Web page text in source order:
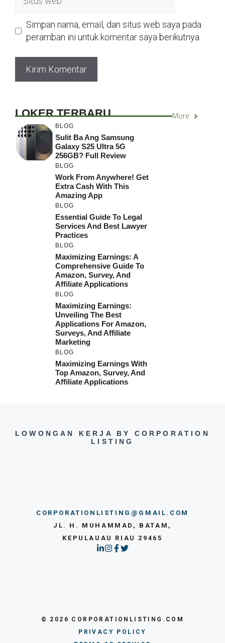
web
Simpan nama, email, dan situs web saya pada
peramban ini untuk komentar saya berikutnya.
LOKER TERBARU More
BLOG
Sulit Ba Ang Samsung
Galaxy S25 Ultra 5G
256GB? Full Review
BLOG
Work From Anywhere! Get
Extra Cash With This
Amazing App
BLOG
Essential Guide To Legal
Services And Best Lawyer
Practices
BLOG
Maximizing Earnings: A
Comprehensive Guide To
Amazon, Survey, And
Affiliate Applications
BLOG
Maximizing Earnings:
Unveiling The Best
Applications For Amazon,
Surveys, And Affiliate
Marketing
BLOG
Maximizing Earnings With
Top Amazon, Survey, And
Affiliate Applications
LOWONGAN KERJA BY CORPORATION
LISTING
CORPORATIONLISTING@GMAIL.COM
JL. H. MUHAMMAD, BATAM,
KEPULAUAU RIAU 29465
© 2026 CORPORATIONLISTING.COM
PRIVACY POLICY